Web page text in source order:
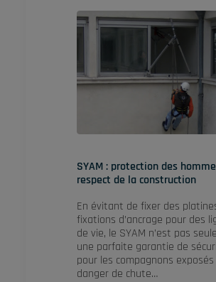
SYAM : protection des
respect de la construction
En évitant de fixer des
fixations d’ancrage pour des
de vie, le SYAM n’est pas
une parfaite garantie de
pour les compagnons
danger de chute…